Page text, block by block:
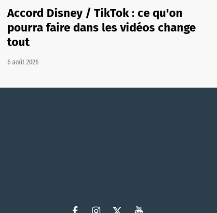
Accord Disney / TikTok : ce qu'on
pourra faire dans les vidéos change
tout
6 août 2026